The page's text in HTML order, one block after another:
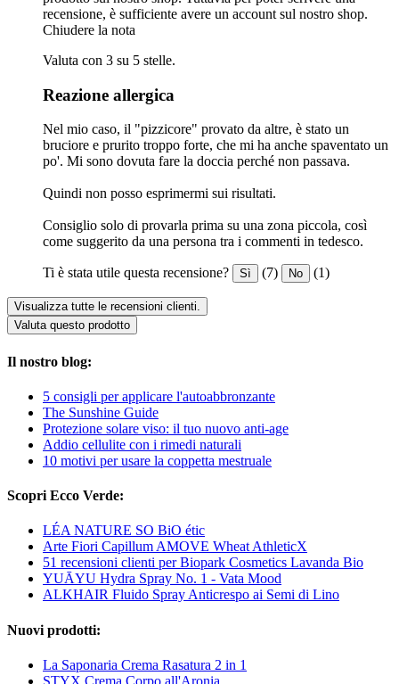
recensione, è sufficiente avere un account sul nostro shop.
Chiudere la nota
Valuta con 3 su 5 stelle.
Reazione allergica
Nel mio caso, il "pizzicore" provato da altre, è stato un
bruciore e prurito troppo forte, che mi ha anche spaventato un
po'. Mi sono dovuta fare la doccia perché non passava.
Quindi non posso esprimermi sui risultati.
Consiglio solo di provarla prima su una zona piccola, così
come suggerito da una persona tra i commenti in tedesco.
Ti è stata utile questa recensione? Sì (7) No (1)
Visualizza tutte le recensioni clienti.
Valuta questo prodotto
Il nostro blog:
5 consigli per applicare l'autoabbronzante
The Sunshine Guide
Protezione solare viso: il tuo nuovo anti-age
Addio cellulite con i rimedi naturali
10 motivi per usare la coppetta mestruale
Scopri Ecco Verde:
LÉA NATURE SO BiO étic
Arte Fiori Capillum AMOVE Wheat AthleticX
51 recensioni clienti per Biopark Cosmetics Lavanda Bio
YUĀYU Hydra Spray No. 1 - Vata Mood
ALKHAIR Fluido Spray Anticrespo ai Semi di Lino
Nuovi prodotti:
La Saponaria Crema Rasatura 2 in 1
STYX Crema Corpo all'Aronia